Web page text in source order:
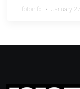
fotoinfo January